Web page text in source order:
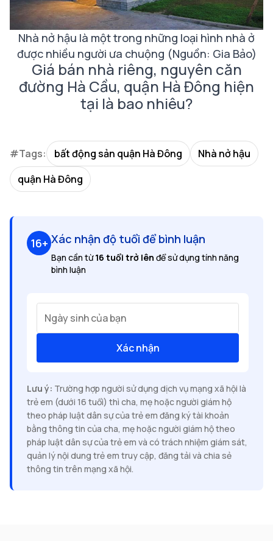
Nhà nở hậu là một trong những loại hình nhà ở
được nhiều người ưa chuộng (Nguồn: Gia Bảo)
Giá bán nhà riêng, nguyên căn
đường Hà Cầu, quận Hà Đông hiện
tại là bao nhiêu?
#Tags: bất động sản quận Hà Đông
Nhà nở hậu
quận Hà Đông
16+ Xác nhận độ tuổi để bình luận
Bạn cần từ16 tuổi trở lên để sử dụng tính năng
bình luận
Ngày sinh của bạn
Xác nhận
Lưu ý: Trường hợp người sử dụng dịch vụ mạng xã hội là
trẻ em (dưới 16 tuổi) thì cha, mẹ hoặc người giám hộ
theo pháp luật dân sự của trẻ em đăng ký tài khoản
bằng thông tin của cha, mẹ hoặc người giám hộ theo
pháp luật dân sự của trẻ em và có trách nhiệm giám sát,
quản lý nội dung trẻ em truy cập, đăng tải và chia sẻ
thông tin trên mạng xã hội.